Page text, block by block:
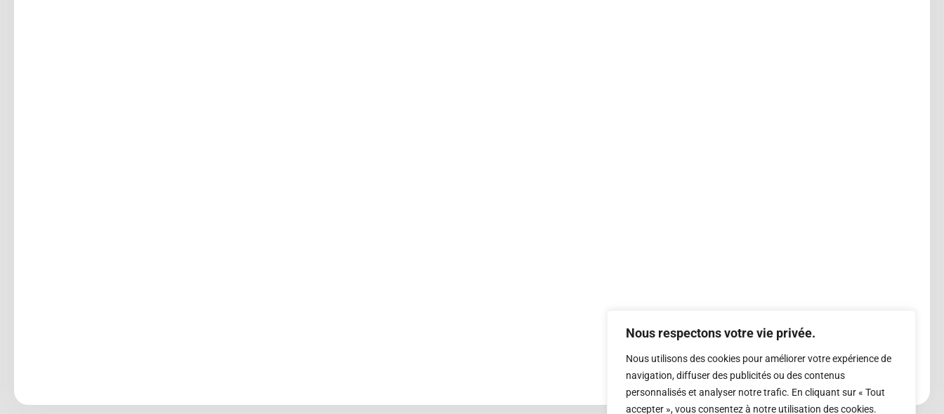
Nous respectons votre vie privée.
Nous utilisons des cookies pour améliorer votre expérience de
navigation, diffuser des publicités ou des contenus
personnalisés et analyser notre trafic. En cliquant sur « Tout
accepter », vous consentez à notre utilisation des cookies.